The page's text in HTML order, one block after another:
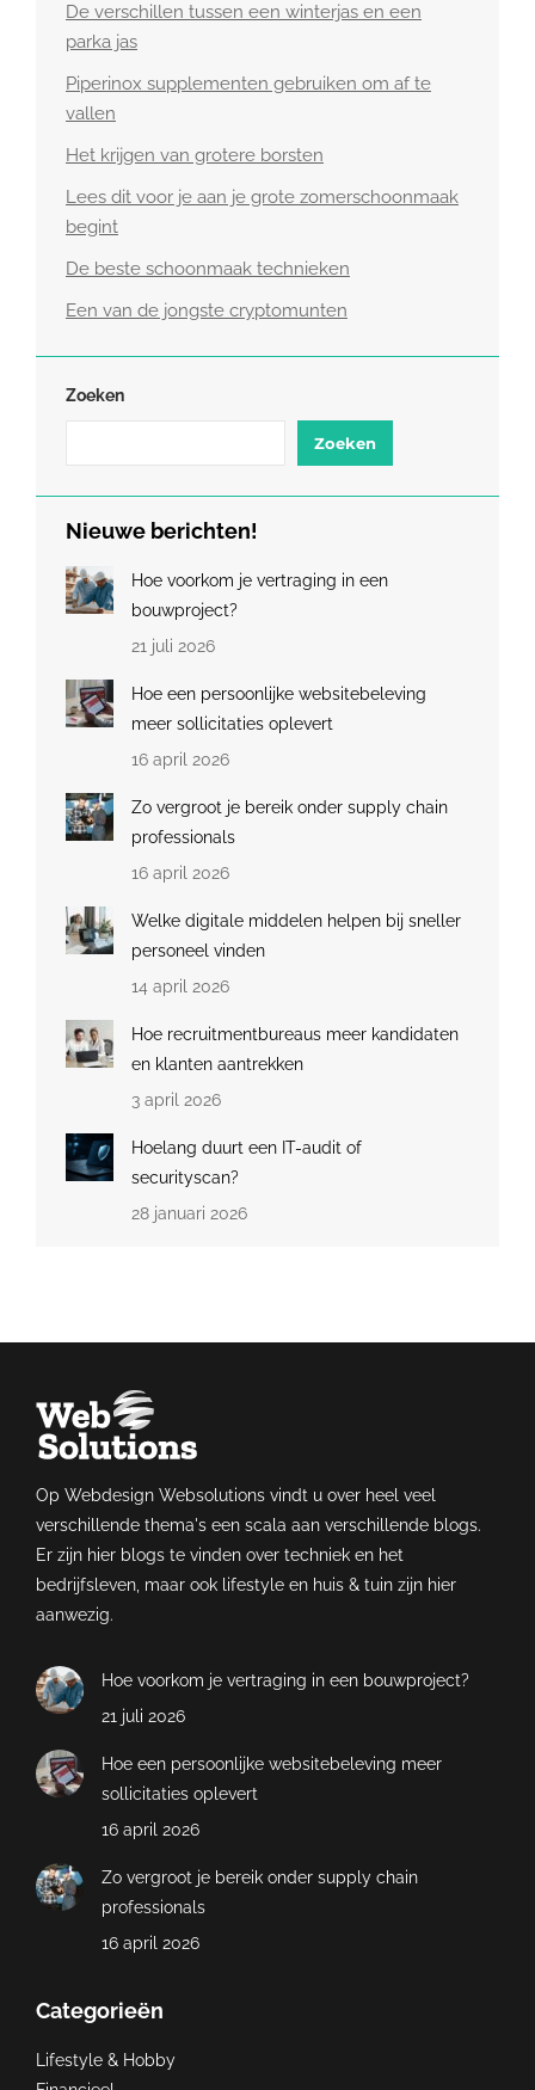
De verschillen tussen een winterjas en een
parka jas
Piperinox supplementen gebruiken om af te
vallen
Het krijgen van grotere borsten
Lees dit voor je aan je grote zomerschoonmaak
begint
De beste schoonmaak technieken
Een van de jongste cryptomunten
Zoeken
Zoeken
Nieuwe berichten!
Hoe voorkom je vertraging in een
bouwproject?
21 juli 2026
Hoe een persoonlijke websitebeleving
meer sollicitaties oplevert
16 april 2026
Zo vergroot je bereik onder supply chain
professionals
16 april 2026
Welke digitale middelen helpen bij sneller
personeel vinden
14 april 2026
Hoe recruitmentbureaus meer kandidaten
en klanten aantrekken
3 april 2026
Hoelang duurt een IT-audit of
securityscan?
28 januari 2026
Op Webdesign Websolutions vindt u over heel veel
verschillende thema's een scala aan verschillende blogs.
Er zijn hier blogs te vinden over techniek en het
bedrijfsleven, maar ook lifestyle en huis & tuin zijn hier
aanwezig.
Hoe voorkom je vertraging in een bouwproject?
21 juli 2026
Hoe een persoonlijke websitebeleving meer
sollicitaties oplevert
16 april 2026
Zo vergroot je bereik onder supply chain
professionals
16 april 2026
Categorieën
Lifestyle & Hobby